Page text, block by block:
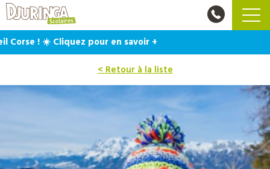
! ☀️ Cliquez pour en savoir +
< Retour à la liste